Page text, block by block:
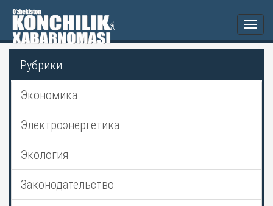
Рубрики
Экономика
Электроэнергетика
Экология
Законодательство